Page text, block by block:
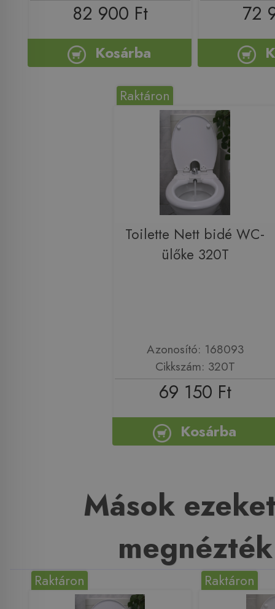
82 900 Ft
Kosárba
72
Raktáron
Toilette Nett bidé WC-
ülőke 320T
Azonosító: 168093
Cikkszám: 320T
69 150 Ft
Kosárba
Mások
megnézték
Raktáron Raktáron